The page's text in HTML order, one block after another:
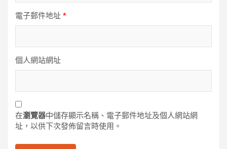
電子郵件地址 *
個人網站網址
在瀏覽器中儲存顯示名稱、電子郵件地址及個人網站網
址，以供下次發佈留言時使用。